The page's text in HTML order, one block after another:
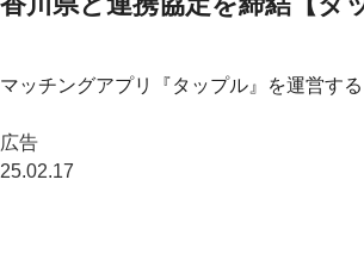
マッチングアプリ『タップル』を運営す
広告
25.02.17